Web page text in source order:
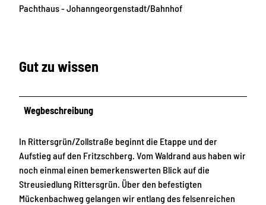
Pachthaus - Johanngeorgenstadt/Bahnhof
Gut zu wissen
Wegbeschreibung
In Rittersgrün/Zollstraße beginnt die Etappe und der
Aufstieg auf den Fritzschberg. Vom Waldrand aus haben wir
noch einmal einen bemerkenswerten Blick auf die
Streusiedlung Rittersgrün. Über den befestigten
Mückenbachweg gelangen wir entlang des felsenreichen